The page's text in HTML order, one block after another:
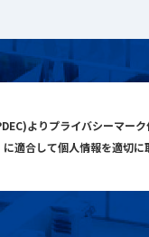
よりプライバシーマー
適合して個人情報を適切に